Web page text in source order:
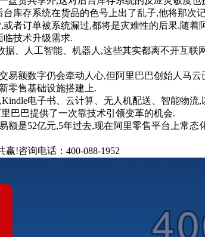
存系统在货品的色号上出了乱子,他将那次
者订单被系统漏过,都将是灾难性的后果.随
临技术升级需求.
人工智能、机器人,这些其实都离不开互联
额数字仍会牵动人心,但阿里巴巴创始人马
零售基础设施搭建上.
电子书、云计算、无人机配送、智能物流
巴巴提供了一次靠技术引领变革的机会.
是52亿元,5年过去,现在阿里零售平台上常态
!咨询电话：400-088-1952